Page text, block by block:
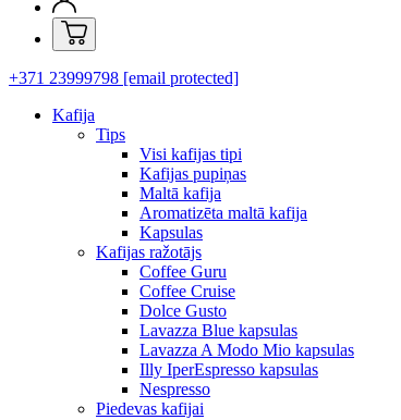
+371 23999798 [email protected]
Kafija
Tips
Visi kafijas tipi
Kafijas pupiņas
Maltā kafija
Aromatizēta maltā kafija
Kapsulas
Kafijas ražotājs
Coffee Guru
Coffee Cruise
Dolce Gusto
Lavazza Blue kapsulas
Lavazza A Modo Mio kapsulas
Illy IperEspresso kapsulas
Nespresso
Piedevas kafijai